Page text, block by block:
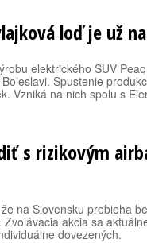
loď je už
elektrického SUV
Spustenie
Vzniká na nich spolu s
s rizikovým
na Slovensku prebieha
Zvolávacia akcia sa
dovezených.